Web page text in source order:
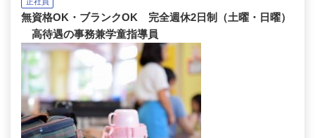
無資格OK・ブランクOK 完全週休2日制（土曜・日曜）
高待遇の事務兼学童指導員